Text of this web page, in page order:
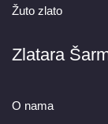
Žuto zlato
Zlatara
O nama